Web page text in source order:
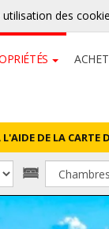
des
L'AIDE DE LA